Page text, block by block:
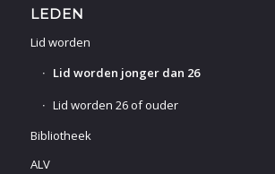
LEDEN
Lid worden
Lid worden jonger dan 26
Lid worden 26 of ouder
Bibliotheek
ALV